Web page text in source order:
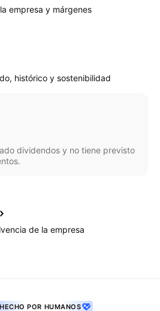
empresa y márgenes
histórico y sostenibilidad
dividendos y no tiene previsto
de la empresa
HECHO POR HUMANOS